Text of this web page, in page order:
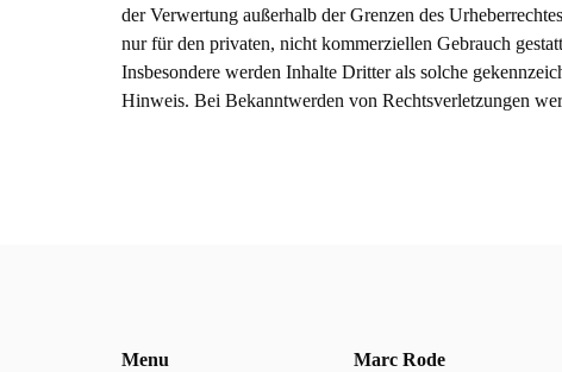
der Verwertung außerhalb der Grenzen des
nur für den privaten, nicht kommerziellen Gebrauch
Insbesondere werden Inhalte Dritter als solche
Hinweis. Bei Bekanntwerden von Rechtsverletzungen
Menu Marc Rode